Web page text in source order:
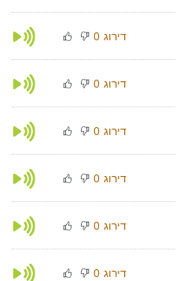
0 דירוג
0 דירוג
0 דירוג
0 דירוג
0 דירוג
0 דירוג